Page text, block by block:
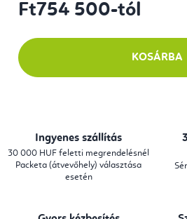
Ft754 500-tól
KOSÁRBA
Ingyenes szállítás
30 000 HUF feletti megrendelésnél
Packeta (átvevőhely) választása
esetén